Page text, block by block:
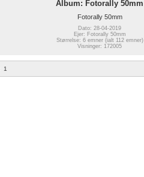
Album: Fotorally 50mm
Fotorally 50mm
Dato: 28-04-2019
Ejer: Fotorally 50mm
Størrelse: 6 emner (ialt 112 emner)
Visninger: 172005
1